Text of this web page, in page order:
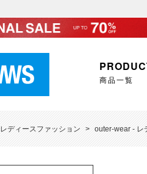
商品一覧
レディースファッション > outer-wear - レ